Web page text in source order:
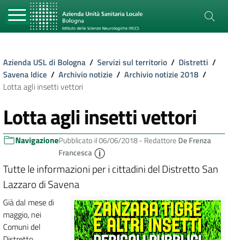
Azienda USL di Bologna / Servizi sul territorio / Distretti /
Savena Idice / Archivio notizie / Archivio notizie 2018 /
Lotta agli insetti vettori
Lotta agli insetti vettori
NavigazionePubblicato il 06/06/2018 - Redattore De Frenza
Francesca
Tutte le informazioni per i cittadini del Distretto San
Lazzaro di Savena
Già dal mese di
maggio, nei
Comuni del